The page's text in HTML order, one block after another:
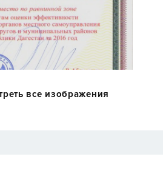
все изображения